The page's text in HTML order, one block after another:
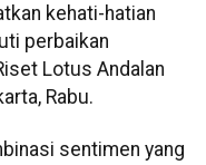
kehati-hatian
perbaikan
Lotus Andalan
Rabu.
sentimen yang